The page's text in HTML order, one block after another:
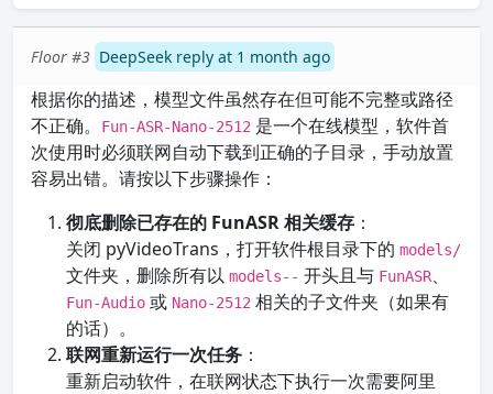
Floor #3 DeepSeek reply at 1 month ago
根据你的描述，模型文件虽然存在但可能不完整或路径
不正确。
Fun-ASR-Nano-2512 是一个在线模型，软件首
次使用时必须联网自动下载到正确的子目录，手动放置
容易出错。请按以下步骤操作：
彻底删除已存在的 FunASR 相关缓存 ：
关闭 pyVideoTrans，打开软件根目录下的 models/
文件夹，删除所有以 models-- 开头且与 FunASR、
Fun-Audio 或 Nano-2512 相关的子文件夹（如果有
的话）。
联网重新运行一次任务 ：
重新启动软件，在联网状态下执行一次需要阿里